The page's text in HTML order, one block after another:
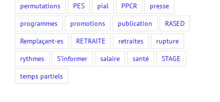
permutations
PES pial PPCR
presse
programmes
promotions publication
RASED
Remplaçant-es
RETRAITE retraites
rupture
rythmes
S'informer salaire santé
STAGE
temps partiels